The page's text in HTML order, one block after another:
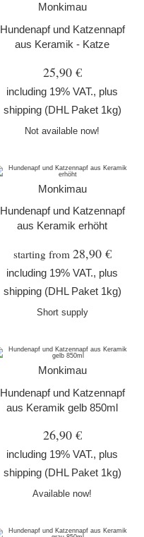
Monkimau
Hundenapf und Katzennapf
aus Keramik - Katze
25,90 €
including 19% VAT., plus
shipping (DHL Paket 1kg)
Not available now!
Monkimau
Hundenapf und Katzennapf
aus Keramik erhöht
starting from 28,90 €
including 19% VAT., plus
shipping (DHL Paket 1kg)
Short supply
Monkimau
Hundenapf und Katzennapf
aus Keramik gelb 850ml
26,90 €
including 19% VAT., plus
shipping (DHL Paket 1kg)
Available now!